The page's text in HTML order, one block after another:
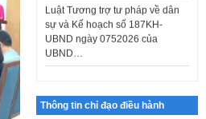
sự và Kế hoạch số 187KH-
UBND ngày 0752026 của
UBND…
Ban hành Danh mục vị trí khai
Kế hoạch Tổ chức Cuộc thi
Thông tin chỉ đạo điều hành